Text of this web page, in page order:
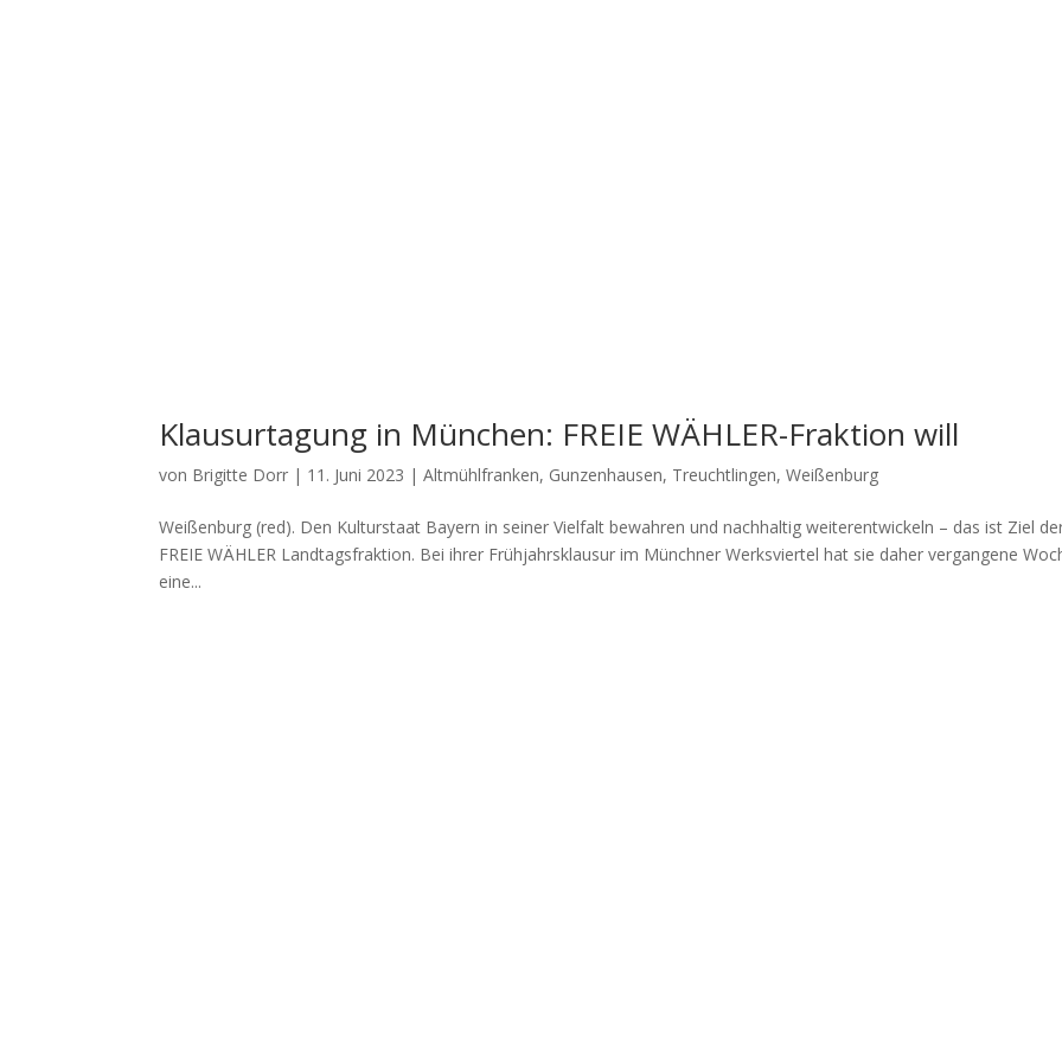
Klausurtagung in München: FREIE WÄHLER-Fraktion will
von Brigitte Dorr | 11. Juni 2023 |Altmühlfranken, Gunzenhausen, Treuchtlingen,Weißenburg
Wei­ßen­burg (red). Den Kul­tur­staat Bay­ern in sei­ner Viel­falt bewah­ren und nach­hal­tig wei­ter­ent­wi­ckeln – das ist Ziel
FREIE WÄHLER Land­tags­frak­ti­on. Bei ihrer Früh­jahrs­klau­sur im Münch­ner Werks­vier­tel hat sie daher ver­gan­ge­ne
eine...